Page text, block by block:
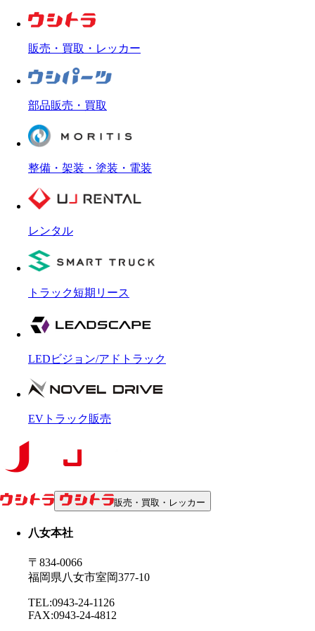
販売・買取・レッカー
部品販売・買取
整備・架装・塗装・電装
レンタル
トラック短期リース
LEDビジョン/アドトラック
EVトラック販売
販売・買取・レッカー
八女本社
〒834-0066
福岡県八女市室岡377-10
TEL:0943-24-1126
FAX:0943-24-4812